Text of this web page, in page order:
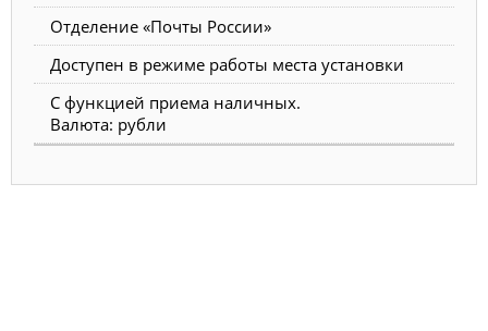
Отделение «Почты России»
Доступен в режиме работы места установки
С функцией приема наличных.
Валюта: рубли